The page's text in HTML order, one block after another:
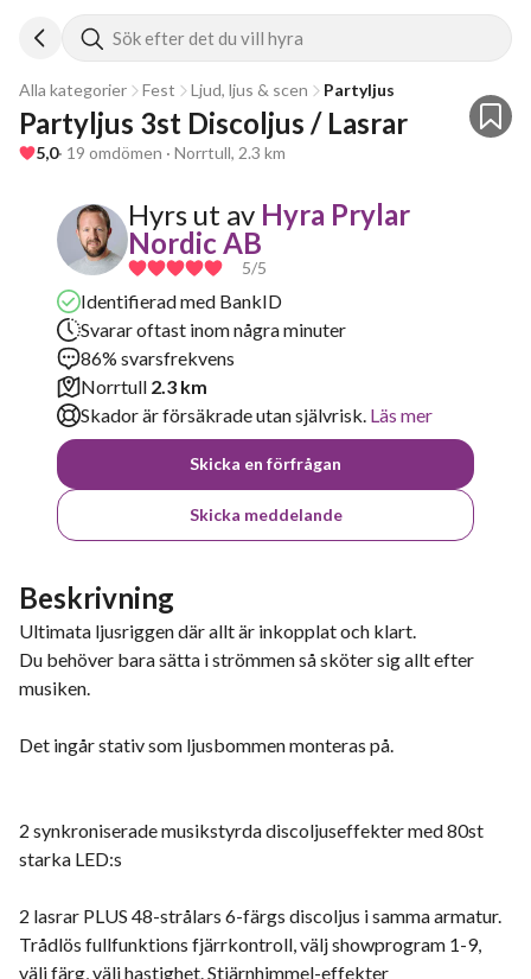
Sök efter det du vill hyra
Alla kategorier Fest Ljud, ljus & scen Partyljus
Partyljus 3st Discoljus / Lasrar
5,0· 19 omdömen · Norrtull, 2.3 km
Hyrs ut av Hyra Prylar
Nordic AB
5/5
Identifierad med BankID
Svarar oftast inom några minuter
86% svarsfrekvens
Norrtull 2.3 km
Skador är försäkrade utan självrisk. Läs mer
Skicka en förfrågan
Skicka meddelande
Beskrivning
Ultimata ljusriggen där allt är inkopplat och klart.
Du behöver bara sätta i strömmen så sköter sig allt efter
musiken.
Det ingår stativ som ljusbommen monteras på.
2 synkroniserade musikstyrda discoljuseffekter med 80st
starka LED:s
2 lasrar PLUS 48-strålars 6-färgs discoljus i samma armatur.
Trådlös fullfunktions fjärrkontroll, välj showprogram 1-9,
välj färg, välj hastighet. Stjärnhimmel-effekter